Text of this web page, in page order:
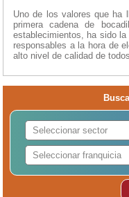
Uno de los valores que ha
primera cadena de
establecimientos, ha sido
responsables a la hora de
alto nivel de calidad de